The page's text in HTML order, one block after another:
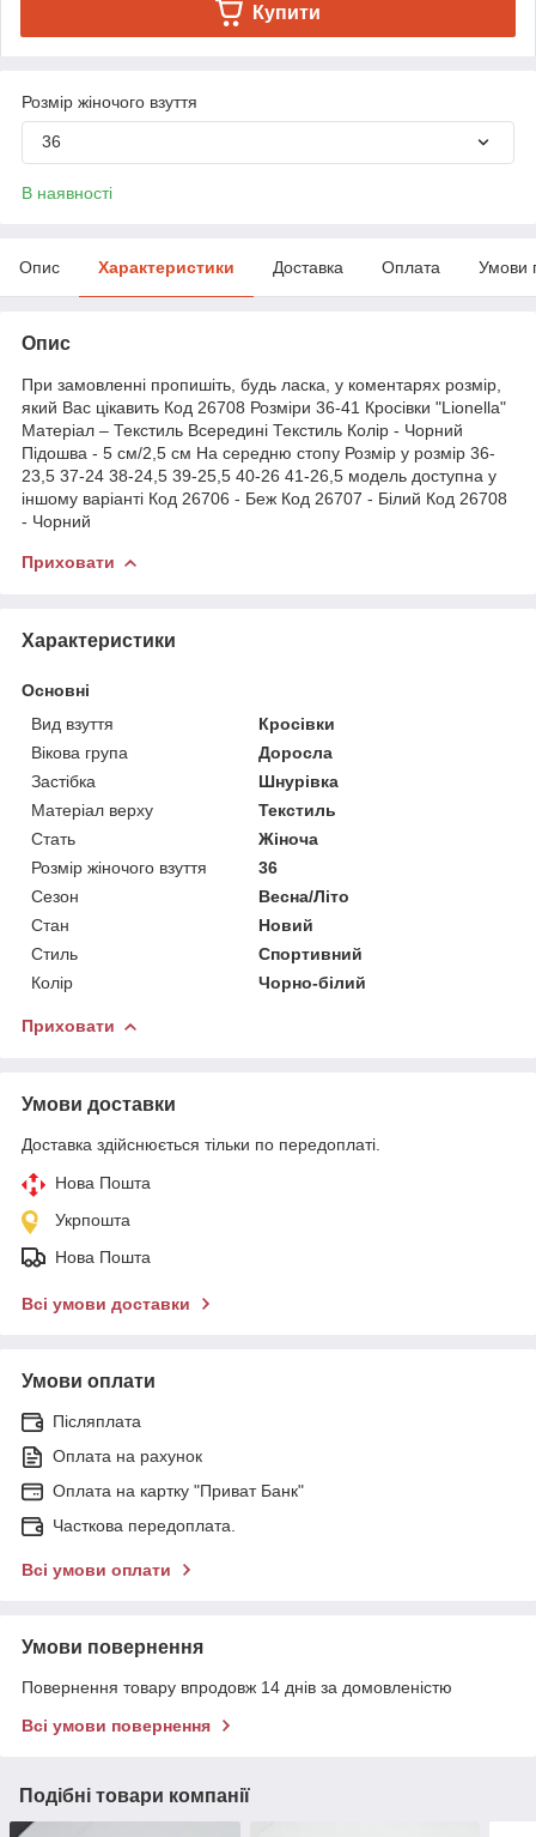
Купити
Розмір жіночого взуття
36
В наявності
Опис Характеристики Доставка Оплата Умови
Опис
При замовленні пропишіть, будь ласка, у коментарях розмір,
який Вас цікавить Код 26708 Розміри 36-41 Кросівки "Lionella"
Матеріал – Текстиль Всередині Текстиль Колір - Чорний
Підошва - 5 см/2,5 см На середню стопу Розмір у розмір 36-
23,5 37-24 38-24,5 39-25,5 40-26 41-26,5 модель доступна у
іншому варіанті Код 26706 - Беж Код 26707 - Білий Код 26708
- Чорний
Приховати
Характеристики
Основні
Вид взуття
Кросівки
Вікова група
Доросла
Застібка
Шнурівка
Матеріал верху
Текстиль
Стать
Жіноча
Розмір жіночого взуття
36
Сезон
Весна/Літо
Стан
Новий
Стиль
Спортивний
Колір
Чорно-білий
Приховати
Умови доставки
Доставка здійснюється тільки по передоплаті.
Нова Пошта
Укрпошта
Нова Пошта
Всі умови доставки
Умови оплати
Післяплата
Оплата на рахунок
Оплата на картку "Приват Банк"
Часткова передоплата.
Всі умови оплати
Умови повернення
Повернення товару впродовж 14 днів за домовленістю
Всі умови повернення
Подібні товари компанії